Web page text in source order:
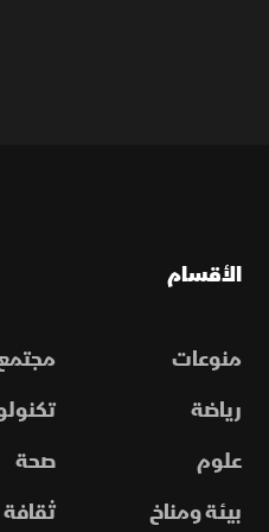
الأقسام
منوعات
رياضة
علوم
صحة
بيئة ومناخ
ثقافة